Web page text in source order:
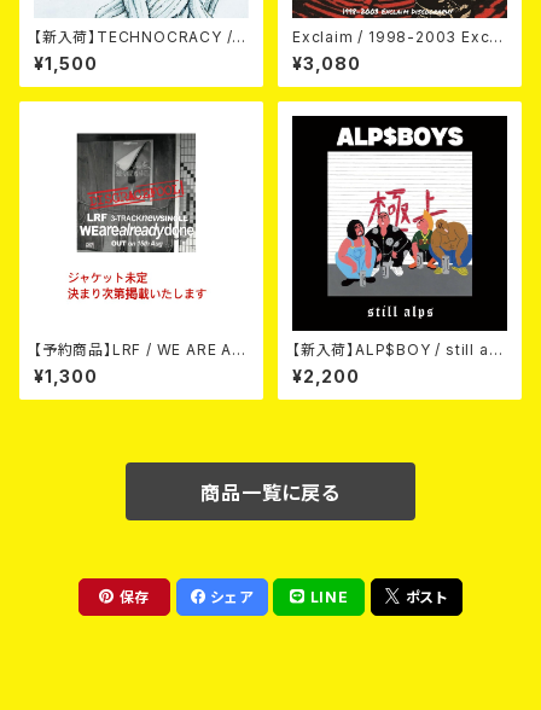
【新入荷】TECHNOCRACY /T
O HELL/THE END (7"EP)
¥1,500
Exclaim / 1998-2003 Excla
im Discography
¥3,080
【予約商品】LRF / WE ARE AL
READY DONE (CD) 【8月15日
発売】
¥1,300
【新入荷】ALP$BOY / still alp
s (CD)
¥2,200
商品一覧に戻る
保存 シェア LINE ポスト